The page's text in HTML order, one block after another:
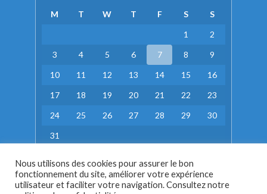
M T W T F S
S
1
2
3
4 5 6 7 8
9
10
11 12 13 14 15
16
17
18 19 20 21 22
23
24
25 26 27 28 29
30
31
Nous utilisons des cookies pour assurer le bon
fonctionnement du site, améliorer votre expérience
utilisateur et faciliter votre navigation. Consultez notre